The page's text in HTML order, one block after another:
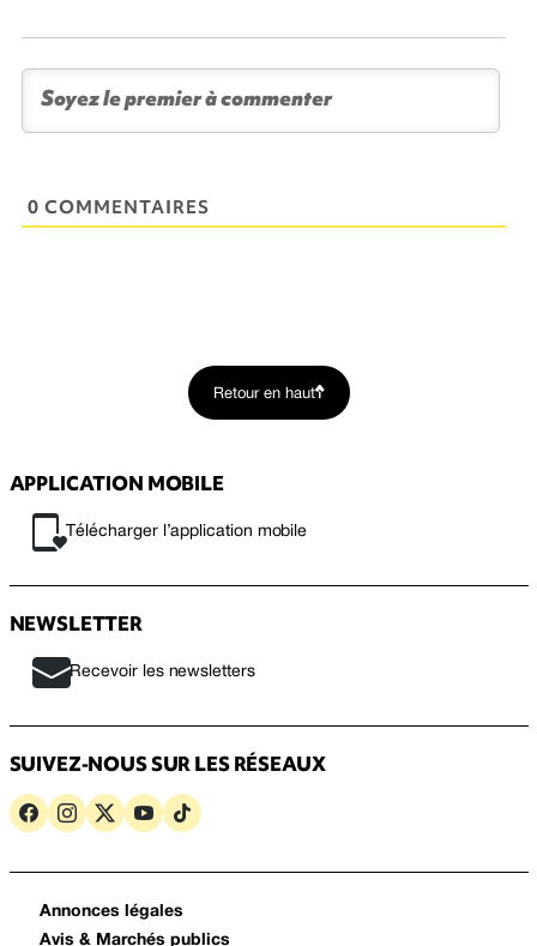
0 COMMENTAIRES
Retour en haut
APPLICATION MOBILE
Télécharger l’application mobile
NEWSLETTER
Recevoir les newsletters
SUIVEZ-NOUS SUR LES RÉSEAUX
Annonces légales
Avis & Marchés publics